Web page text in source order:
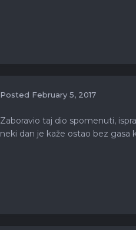
Posted February 5, 2017
Zaboravio taj dio spomenuti,
neki dan je kaže ostao bez gasa